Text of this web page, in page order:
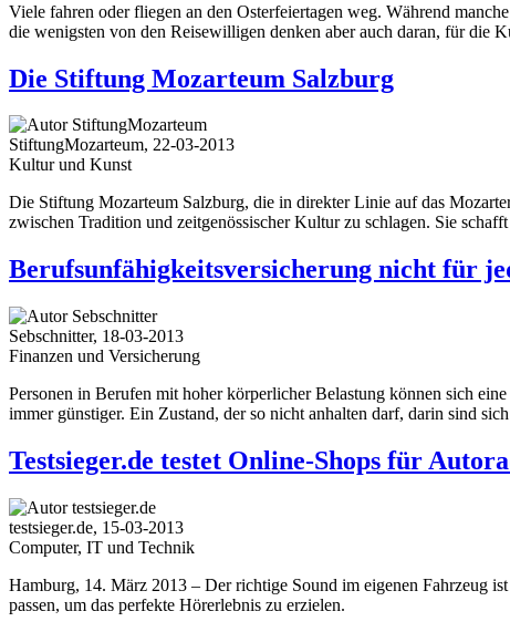
Viele fahren oder fliegen an den Osterfeiertagen weg. Während
die wenigsten von den Reisewilligen denken aber auch daran, für die
Die Stiftung Mozarteum Salzburg
StiftungMozarteum, 22-03-2013
Kultur und Kunst
Die Stiftung Mozarteum Salzburg, die in direkter Linie auf das
zwischen Tradition und zeitgenössischer Kultur zu schlagen. Sie
Berufsunfähigkeitsversicherung nicht für
Sebschnitter, 18-03-2013
Finanzen und Versicherung
Personen in Berufen mit hoher körperlicher Belastung können sich
immer günstiger. Ein Zustand, der so nicht anhalten darf, darin sind
Testsieger.de testet Online-Shops für
testsieger.de, 15-03-2013
Computer, IT und Technik
Hamburg, 14. März 2013 – Der richtige Sound im eigenen Fahrzeug
passen, um das perfekte Hörerlebnis zu erzielen.